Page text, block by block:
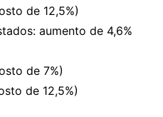
de 12,5%)
aumento de 4,6%
de 7%)
de 12,5%)